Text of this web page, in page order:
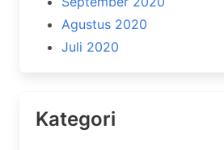
Agustus 2020
Juli 2020
Kategori